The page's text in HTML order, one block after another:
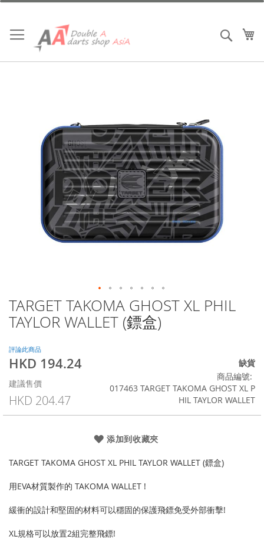
跳
內
容
搜索
TARGET TAKOMA GHOST XL PHIL
TAYLOR WALLET (鏢盒)
評論此商品
特
價
格
HKD 194.24
建議售價
HKD 204.47
缺貨
商品編號
017463 TARGET TAKOMA GHOST XL P
HIL TAYLOR WALLET
添加到收藏夾
TARGET TAKOMA GHOST XL PHIL TAYLOR WALLET (鏢盒)
用EVA材質製作的 TAKOMA WALLET !
緩衝的設計和堅固的材料可以穩固的保護飛鏢免受外部衝擊!
XL規格可以放置2組完整飛鏢!
Skip
to
the
of
the
gallery